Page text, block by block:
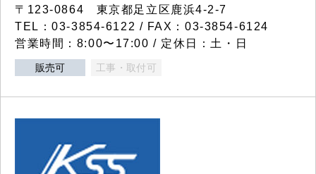
〒123-0864 東京都足立区鹿浜4-2-7
TEL：03-3854-6122 / FAX：03-3854-6124
営業時間：8:00〜17:00 / 定休日：土・日
販売可 工事・取付可